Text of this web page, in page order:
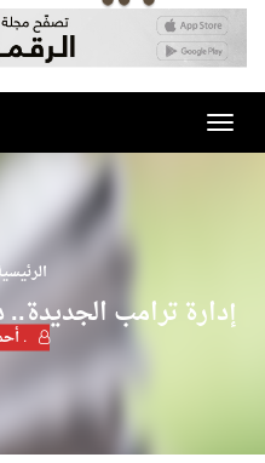
Toggle
navigation
إدارة ترامب الجديدة..
.